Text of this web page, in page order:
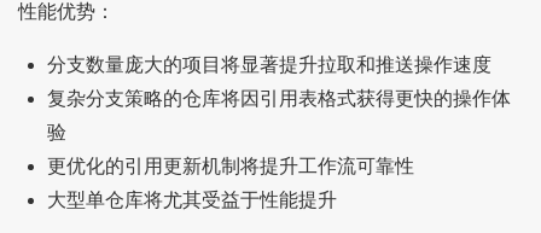
性能优势：
分支数量庞大的项目将显著提升拉取和推送操作速度
复杂分支策略的仓库将因引用表格式获得更快的操作体
验
更优化的引用更新机制将提升工作流可靠性
大型单仓库将尤其受益于性能提升